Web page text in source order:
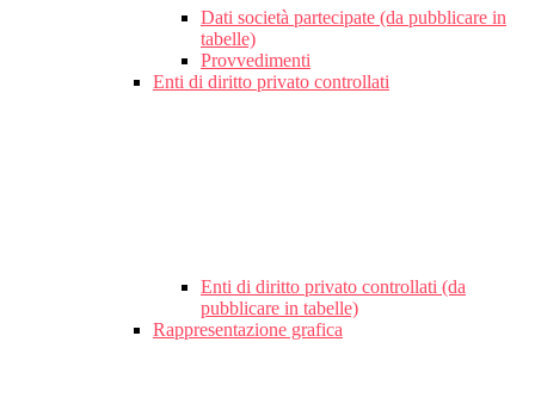
Dati società partecipate (da pubblicare in
tabelle)
Provvedimenti
Enti di diritto privato controllati
Enti di diritto privato controllati (da
pubblicare in tabelle)
Rappresentazione grafica